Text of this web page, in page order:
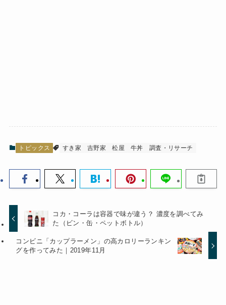
トピックス すき家 吉野家 松屋 牛丼 調査・リサーチ
コカ・コーラは容器で味が違う？ 濃度を調べてみ
た（ビン・缶・ペットボトル）
コンビニ「カップラーメン」の高カロリーランキン
グを作ってみた｜2019年11月